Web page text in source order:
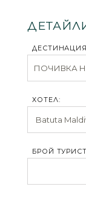
ХОТЕЛ:
БРОЙ